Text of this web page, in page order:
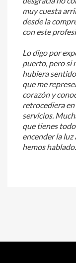
muy cuesta
desde la
con este
Lo digo por
puerto, pero si
hubiera
que me
corazón y
retrocediera
servicios.
que tienes
encender la
hemos